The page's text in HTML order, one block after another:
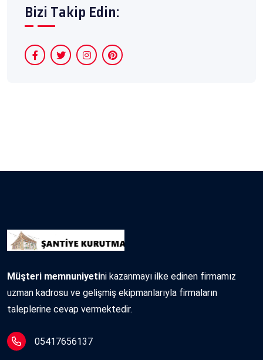
Bizi Takip Edin:
Müşteri memnuniyetini kazanmayı ilke edinen firmamız
uzman kadrosu ve gelişmiş ekipmanlarıyla firmaların
taleplerine cevap vermektedir.
05417656137